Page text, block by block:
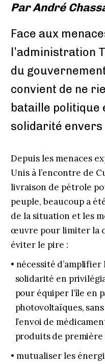
ParAndré
Face aux
l’administration
du
convient de ne
bataille politique
solidarité envers
Depuis les menaces
Unis à l’encontre de
livraison de pétrole
peuple, beaucoup a
de la situation et les
œuvre pour limiter la
éviter le pire :
• nécessité d’amplifier
solidarité en
pour équiper l’île en
photovoltaïques,
l’envoi de
produits de première
• mutualiser les